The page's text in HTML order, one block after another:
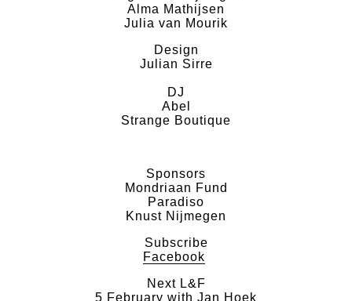
Alma Mathijsen
Julia van Mourik
Design
Julian Sirre
DJ
Abel
Strange Boutique
Sponsors
Mondriaan Fund
Paradiso
Knust Nijmegen
Subscribe
Facebook
Next L&F
5 February with Jan Hoek